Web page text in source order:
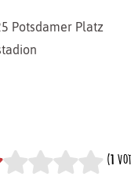
Potsdamer Platz
(1